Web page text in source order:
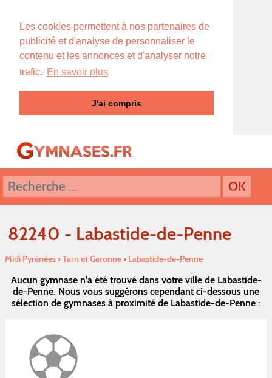
Les cookies permettent à nos partenaires de
publicité et d'analyse de personnaliser le
contenu et les annonces et d'analyser notre
trafic. En savoir plus
J'ai compris
82240 - Labastide-de-Penne
Midi Pyrénées›Tarn et Garonne› Labastide-de-Penne
Aucun gymnase n'a été trouvé dans votre ville de Labastide-
de-Penne. Nous vous suggérons cependant ci-dessous une
sélection de gymnases à proximité de Labastide-de-Penne :